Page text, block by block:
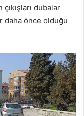
dubalar
daha önce olduğu